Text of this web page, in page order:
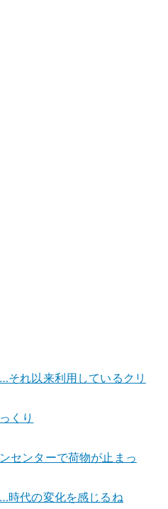
それ以来利用しているクリ
くり
センターで荷物が止まっ
時代の変化を感じるね